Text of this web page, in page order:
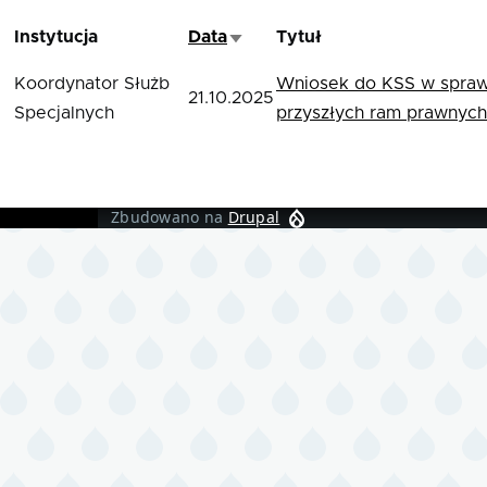
Instytucja DataSortuj rosnąco
Tytuł
Koordynator Służb
Specjalnych
21.10.2025
Wniosek do KSS w
przyszłych ram
Zbudowano na Drupal